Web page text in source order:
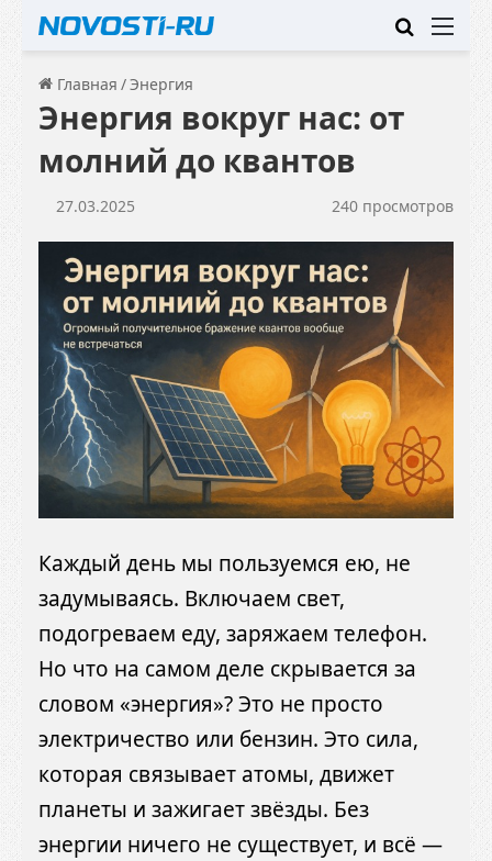
Искать
Главная /Энергия
Энергия вокруг нас: от
молний до квантов
27.03.2025 240 просмотров
Каждый день мы пользуемся ею, не
задумываясь. Включаем свет,
подогреваем еду, заряжаем телефон.
Но что на самом деле скрывается за
словом «энергия»? Это не просто
электричество или бензин. Это сила,
которая связывает атомы, движет
планеты и зажигает звёзды. Без
энергии ничего не существует, и всё —